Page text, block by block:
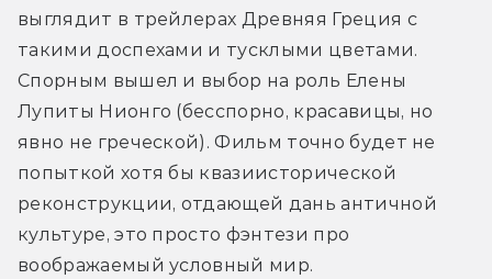
выглядит в трейлерах Древняя Греция с
такими доспехами и тусклыми цветами.
Спорным вышел и выбор на роль Елены
Лупиты Нионго (бесспорно, красавицы, но
явно не греческой). Фильм точно будет не
попыткой хотя бы квазиисторической
реконструкции, отдающей дань античной
культуре, это просто фэнтези про
воображаемый условный мир.